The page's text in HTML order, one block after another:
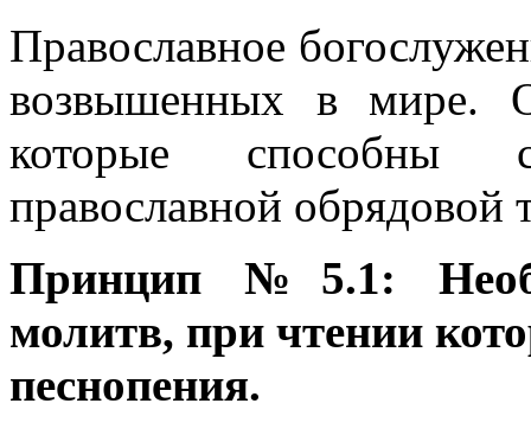
Православное
возвышенных в мире.
которые способны
православной обрядовой
Принцип №5.1:
молитв, при чтении
песнопения.